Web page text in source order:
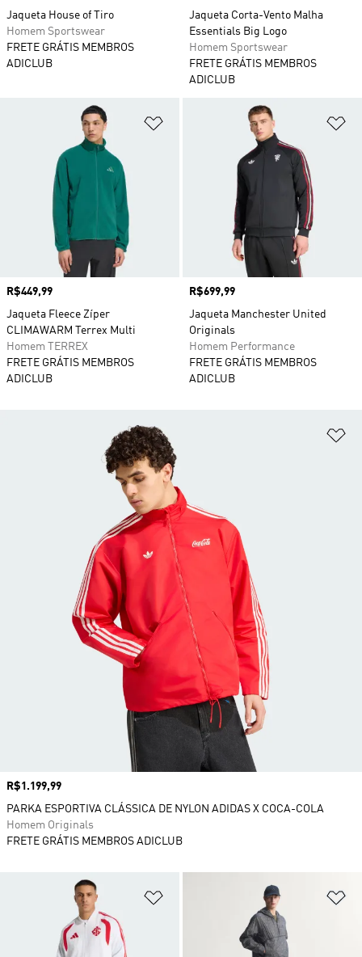
Jaqueta House of Tiro
Homem Sportswear
FRETE GRÁTIS MEMBROS
ADICLUB
Jaqueta Corta-Vento Malha
Essentials Big Logo
Homem Sportswear
FRETE GRÁTIS MEMBROS
ADICLUB
Adicionar à Lista de Desejos
Preço
R$449,99
Jaqueta Fleece Zíper
CLIMAWARM Terrex Multi
Homem TERREX
FRETE GRÁTIS MEMBROS
ADICLUB
Preço
R$699,99
Jaqueta Manchester United
Originals
Homem Performance
FRETE GRÁTIS MEMBROS
ADICLUB
Adicionar à Lista de Desejos
Preço
R$1.199,99
PARKA ESPORTIVA CLÁSSICA DE NYLON ADIDAS X COCA-COLA
Homem Originals
FRETE GRÁTIS MEMBROS ADICLUB